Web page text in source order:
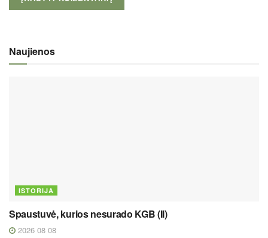
Naujienos
ISTORIJA
Spaustuvė, kurios nesurado KGB (II)
2026 08 08